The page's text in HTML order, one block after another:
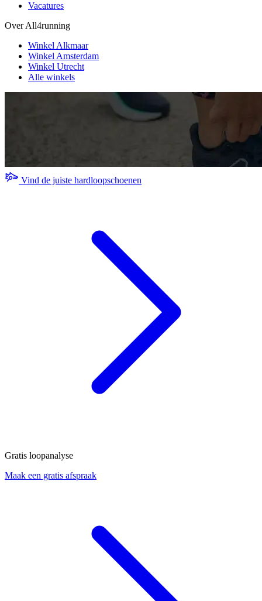
Vacatures
Over All4running
Winkel Alkmaar
Winkel Amsterdam
Winkel Utrecht
Alle winkels
Vind de juiste hardloopschoenen
Gratis loopanalyse
Maak een gratis afspraak